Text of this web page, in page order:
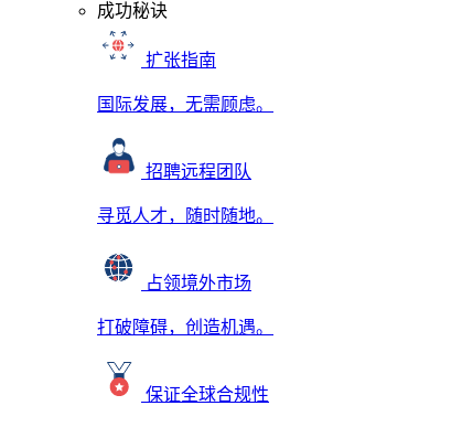
成功秘诀
扩张指南
国际发展，无需顾虑。
招聘远程团队
寻觅人才，随时随地。
占领境外市场
打破障碍，创造机遇。
保证全球合规性